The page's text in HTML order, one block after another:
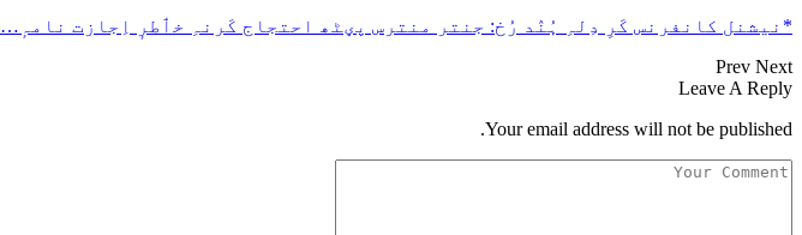
*نیشنل کانفرنس کَرِ دِلہِ ہُنٛد رُخ: جنتر منترس پؠٹھ احتجاج کَرنہِ خٲطرٕ اِجازت نامہٕ…
Prev Next
Leave A Reply
Your email address will not be published.